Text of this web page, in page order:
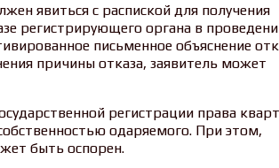
явиться с распиской для получения
регистрирующего органа в
письменное объяснение
причины отказа, заявитель может
регистрации права
одаряемого. При этом,
быть оспорен.